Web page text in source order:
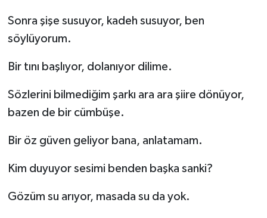
Sonra şişe susuyor, kadeh susuyor, ben
söylüyorum.
Bir tını başlıyor, dolanıyor dilime.
Sözlerini bilmediğim şarkı ara ara şiire dönüyor,
bazen de bir cümbüşe.
​Bir öz güven geliyor bana, anlatamam.
Kim duyuyor sesimi benden başka sanki?
Gözüm su arıyor, masada su da yok.